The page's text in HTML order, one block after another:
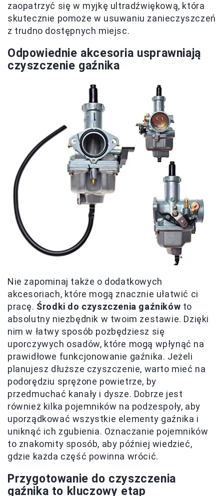
zaopatrzyć się w myjkę ultradźwiękową, która
skutecznie pomoże w usuwaniu zanieczyszczeń
z trudno dostępnych miejsc.
Odpowiednie akcesoria usprawniają
czyszczenie gaźnika
Nie zapominaj także o dodatkowych
akcesoriach, które mogą znacznie ułatwić ci
pracę. Środki do czyszczenia gaźników to
absolutny niezbędnik w twoim zestawie. Dzięki
nim w łatwy sposób pozbędziesz się
uporczywych osadów, które mogą wpłynąć na
prawidłowe funkcjonowanie gaźnika. Jeżeli
planujesz dłuższe czyszczenie, warto mieć na
podorędziu sprężone powietrze, by
przedmuchać kanały i dysze. Dobrze jest
również kilka pojemników na podzespoły, aby
uporządkować wszystkie elementy gaźnika i
uniknąć ich zgubienia. Oznaczanie pojemników
to znakomity sposób, aby później wiedzieć,
gdzie każda część powinna wrócić.
Przygotowanie do czyszczenia
gaźnika to kluczowy etap